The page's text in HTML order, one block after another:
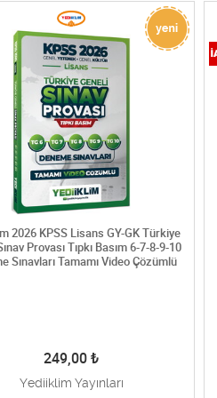
2026 KPSS Lisans GY-GK Türkiye
Provası Tıpkı Basım 6-7-8-9-10
Sınavları Tamamı Video Çözümlü
249,00 ₺
Yediiklim Yayınları